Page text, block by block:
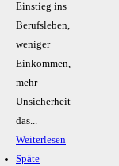
Einstieg ins
Berufsleben,
weniger
Einkommen,
mehr
Unsicherheit –
das...
Weiterlesen
Späte